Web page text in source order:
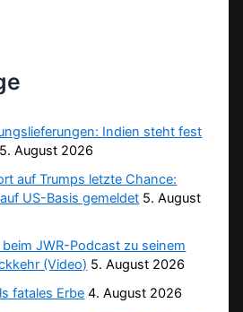
Indien steht fest
5. August 2026
auf Trumps letzte Chance:
US-Basis gemeldet 5. August
JWR-Podcast zu seinem
(Video) 5. August 2026
fatales Erbe 4. August 2026